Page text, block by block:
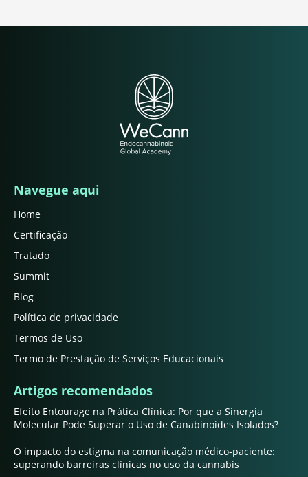
Navegue aqui
Home
Certificação
Tratado
Summit
Blog
Política de privacidade
Termos de Uso
Termo de Prestação de Serviços Educacionais
Artigos recomendados
Efeito Entourage na Prática Clínica: Por que a Sinergia
Molecular Pode Superar o Uso de Canabinoides Isolados?
O impacto do estigma na comunicação médico-paciente:
superando barreiras clínicas no uso da cannabis